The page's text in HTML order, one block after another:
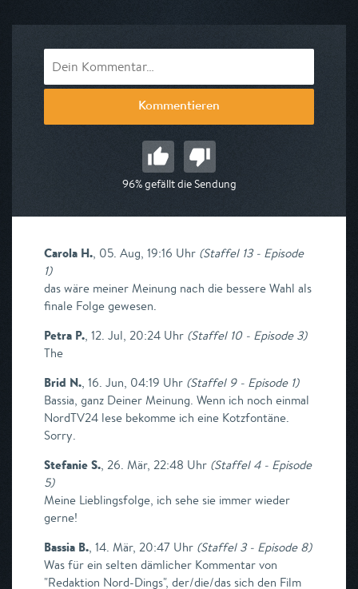
Kommentieren
96% gefällt die Sendung
Carola H., 05. Aug, 19:16 Uhr (Staffel 13 - Episode
1)
das wäre meiner Meinung nach die bessere Wahl als
finale Folge gewesen.
Petra P., 12. Jul, 20:24 Uhr (Staffel 10 - Episode 3)
The
Brid N., 16. Jun, 04:19 Uhr (Staffel 9 - Episode 1)
Bassia, ganz Deiner Meinung. Wenn ich noch einmal
NordTV24 lese bekomme ich eine Kotzfontäne.
Sorry.
Stefanie S., 26. Mär, 22:48 Uhr (Staffel 4 - Episode
5)
Meine Lieblingsfolge, ich sehe sie immer wieder
gerne!
Bassia B., 14. Mär, 20:47 Uhr (Staffel 3 - Episode 8)
Was für ein selten dämlicher Kommentar von
"Redaktion Nord-Dings", der/die/das sich den Film